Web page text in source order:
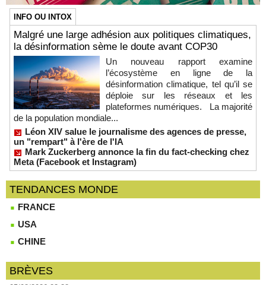
INFO OU INTOX
Malgré une large adhésion aux politiques climatiques,
la désinformation sème le doute avant COP30
Un nouveau rapport examine
l’écosystème en ligne de la
désinformation climatique, tel qu’il se
déploie sur les réseaux et les
plateformes numériques. La majorité
de la population mondiale...
Léon XIV salue le journalisme des agences de presse,
un "rempart" à l'ère de l'IA
Mark Zuckerberg annonce la fin du fact-checking chez
Meta (Facebook et Instagram)
TENDANCES MONDE
FRANCE
USA
CHINE
BRÈVES